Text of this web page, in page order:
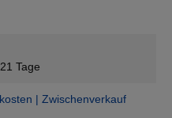
Tage
| Zwischenverkauf